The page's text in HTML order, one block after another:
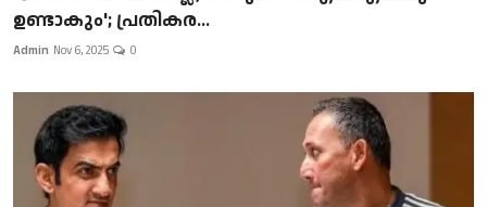
ഉണ്ടാകും'; പ്രതികര...
Admin Nov 6, 2025 0